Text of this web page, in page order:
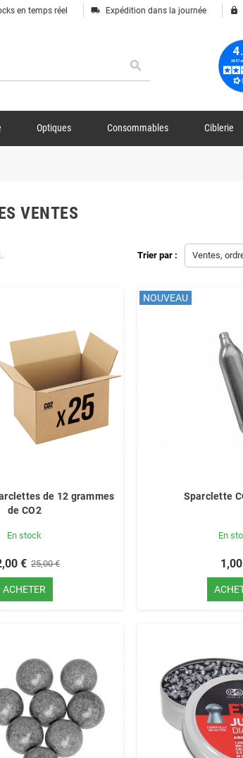
en temps réel local_shipping Expédition dans la journée lock
search
Optiques Consommables Ciblerie
VENTES
Trier par : Ventes,
de 12 grammes
de CO2
En stock
€ 25,00 €
ACHETER
NOUVEAU
Sparclette
En